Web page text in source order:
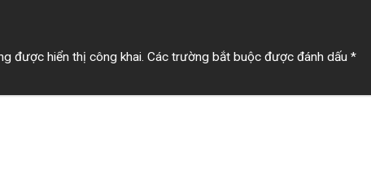
được hiển thị công khai. Các trường bắt buộc được đánh dấu *